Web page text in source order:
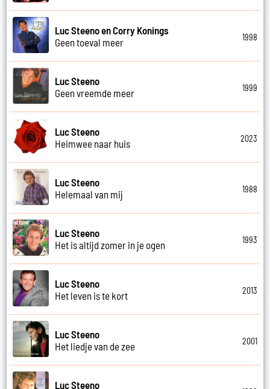
Luc Steeno en Corry Konings
Geen toeval meer
1998
Luc Steeno
Geen vreemde meer
1999
Luc Steeno
Heimwee naar huis
2023
Luc Steeno
Helemaal van mij
1988
Luc Steeno
Het is altijd zomer in je ogen
1993
Luc Steeno
Het leven is te kort
2013
Luc Steeno
Het liedje van de zee
2001
Luc Steeno